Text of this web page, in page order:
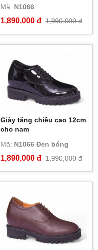
Mã: N1066
1,890,000 đ 1,990,000 đ
Giày tăng chiều cao 12cm
cho nam
Mã: N1066 Đen bóng
1,890,000 đ 1,990,000 đ